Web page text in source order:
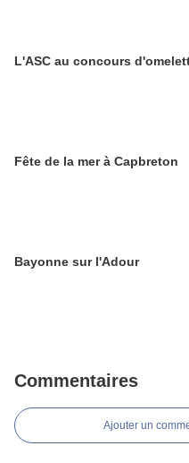
L'ASC au concours
Fête de la mer à Capbreton
Bayonne sur l'Adour
Commentaires
Ajouter un